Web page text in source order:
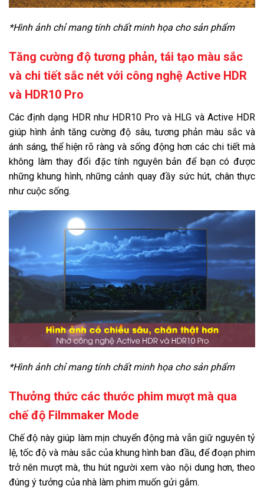
AI ThinQ Apple HomeKit
Magic Remote tích hợp micro tìm kiếm giọng nói
Điều khiển tivi bằng điện thoại:
Cổng kết nối
Kết nối Internet:
Cổng mạng LANWifi
Kết nối không dây:
Bluetooth (Kết nối loa, thiết bị di động)
USB:
1 cổng USB A
HDMI:
2 cổng HDMI
Cổng xuất âm thanh:
1 cổng Optical (Digital Audio), 1 cổng eARC (ARC)
Thông tin lắp đặt
Kích thước có chân, đặt bàn:
Ngang 113 cm - Cao 72.2 cm - Dày 23.1 cm
Khối lượng có chân:
11.5 Kg
Ngang 113 cm - Cao 66.3 cm - Dày 8.6 cm
11.3 Kg
Nơi sản xuất:
Indonesia
Chất liệu viền tivi:
Nhựa
Chất liệu chân đế:
Nhựa
*Hình ảnh chỉ mang tính chất minh họa cho sản phẩm
Tăng cường độ tương phản, tái tạo màu sắc
và chi tiết sắc nét với công nghệ Active HDR
và HDR10 Pro
Các định dạng HDR như HDR10 Pro và HLG và Active HDR
giúp hình ảnh tăng cường độ sâu, tương phản màu sắc và
ánh sáng, thể hiện rõ ràng và sống động hơn các chi tiết mà
không làm thay đổi đặc tính nguyên bản để bạn có được
những khung hình, những cảnh quay đầy sức hút, chân thực
như cuộc sống.
*Hình ảnh chỉ mang tính chất minh họa cho sản phẩm
Thưởng thức các thước phim mượt mà qua
chế độ Filmmaker Mode
Chế độ này giúp làm mịn chuyển động mà vẫn giữ nguyên tỷ
lệ, tốc độ và màu sắc của khung hình ban đầu, để đoạn phim
trở nên mượt mà, thu hút người xem vào nội dung hơn, theo
đúng ý tưởng của nhà làm phim muốn gửi gắm.